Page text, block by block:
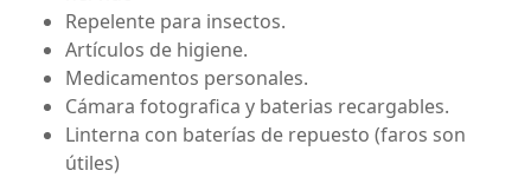
Repelente para insectos.
Artículos de higiene.
Medicamentos personales.
Cámara fotografica y baterias recargables.
Linterna con baterías de repuesto (faros son
útiles)